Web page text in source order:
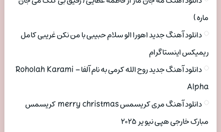
ماره )
دانلود آهنگ جدید اهورا الو سلام حبیبی با من نکن غریبی کامل
ریمیکس اینستاگرام
دانلود آهنگ جدید روح الله کرمی به نام آلفا Roholah Karami –
Alpha
دانلود آهنگ مری کریسمس merry christmas کریسمس
مبارک خارجی هپی نیو یر ۲۰۲۵